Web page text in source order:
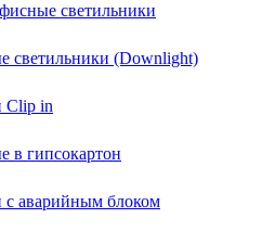
светильники
светильники (Downlight)
Clip in
в гипсокартон
с аварийным блоком